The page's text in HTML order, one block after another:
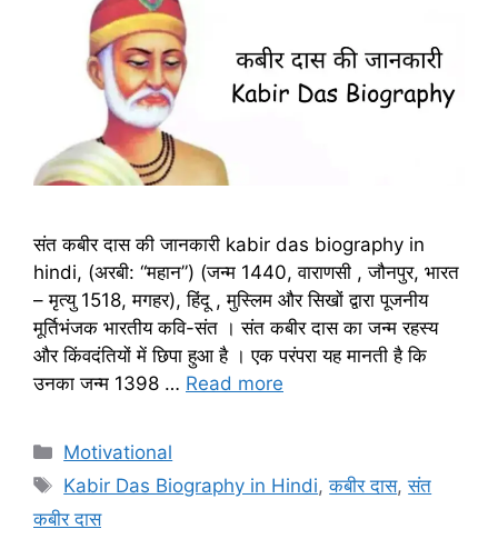
संत कबीर दास की जानकारी kabir das biography in
hindi, (अरबी: “महान”) (जन्म 1440, वाराणसी , जौनपुर, भारत
– मृत्यु 1518, मगहर), हिंदू , मुस्लिम और सिखों द्वारा पूजनीय
मूर्तिभंजक भारतीय कवि-संत । संत कबीर दास का जन्म रहस्य
और किंवदंतियों में छिपा हुआ है । एक परंपरा यह मानती है कि
उनका जन्म 1398 … Read more
Categories
Motivational
Tags
Kabir Das Biography in Hindi,कबीर दास,संत
कबीर दास